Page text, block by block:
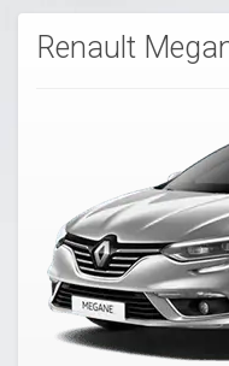
Renault